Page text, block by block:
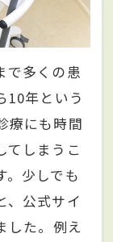
で多くの患
10年という
療にも時間
てしまうこ
。少しでも
、公式サイ
した。例え